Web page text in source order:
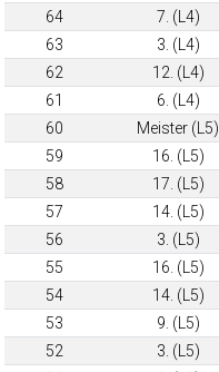
64
7. (L4)
63
3. (L4)
62
12. (L4)
61
6. (L4)
60
Meister (L5)
59
16. (L5)
58
17. (L5)
57
14. (L5)
56
3. (L5)
55
16. (L5)
54
14. (L5)
53
9. (L5)
52
3. (L5)